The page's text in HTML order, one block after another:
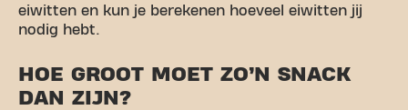
eiwitten en kun je berekenen hoeveel eiwitten jij
nodig hebt.
HOE GROOT MOET ZO’N SNACK
DAN ZIJN?